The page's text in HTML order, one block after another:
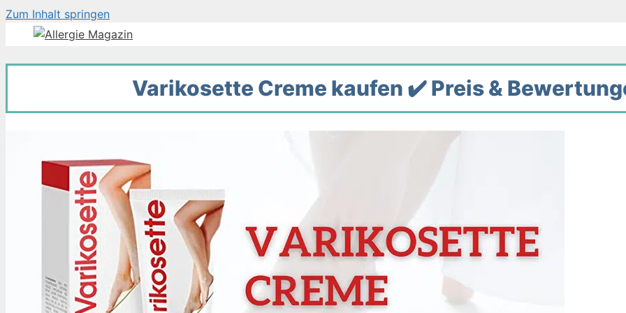
Zum Inhalt springen
Varikosette Creme kaufen ✔️ Preis &